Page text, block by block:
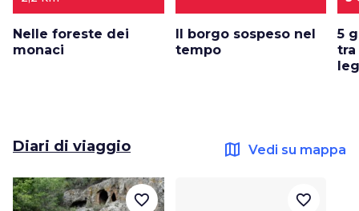
Nelle foreste dei
monaci
Il borgo sospeso nel
tempo
5
Diari di viaggio map Vedi su mappa
favorite_border favorite_border